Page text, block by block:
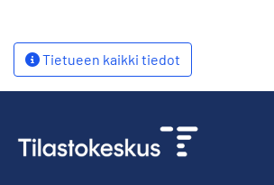
Tietueen kaikki tiedot